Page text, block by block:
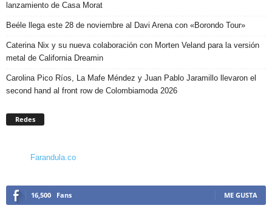
lanzamiento de Casa Morat
Beéle llega este 28 de noviembre al Davi Arena con «Borondo Tour»
Caterina Nix y su nueva colaboración con Morten Veland para la versión
metal de California Dreamin
Carolina Pico Ríos, La Mafe Méndez y Juan Pablo Jaramillo llevaron el
second hand al front row de Colombiamoda 2026
Redes
Farandula.co
16,500 Fans ME GUSTA